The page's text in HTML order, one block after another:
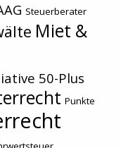
Steuerberater
Miet &
50-Plus
Punkte